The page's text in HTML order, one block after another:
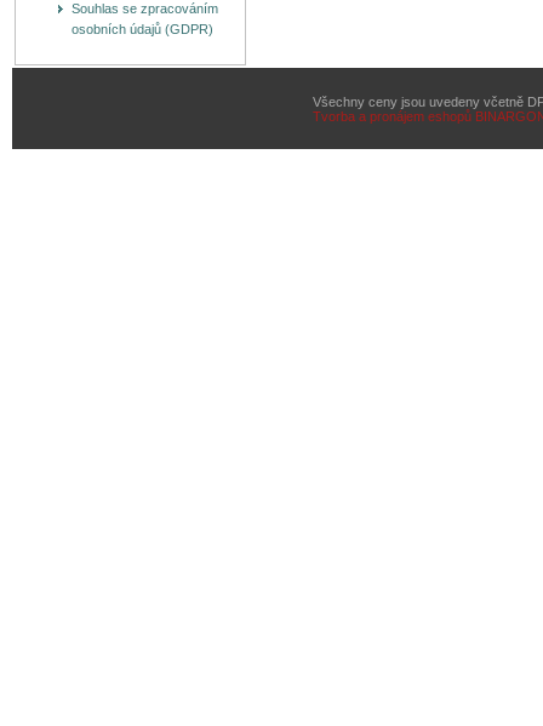
Souhlas se zpracováním
osobních údajů (GDPR)
Všechny ceny jsou uvedeny včetně
Tvorba a pronájem eshopů